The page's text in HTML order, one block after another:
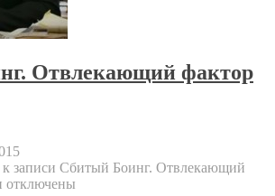
Отвлекающий фактор
к записи Сбитый Боинг. Отвлекающий
отключены